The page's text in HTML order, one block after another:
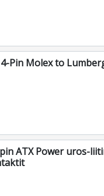
Pin Molex to
ATX Power uros-